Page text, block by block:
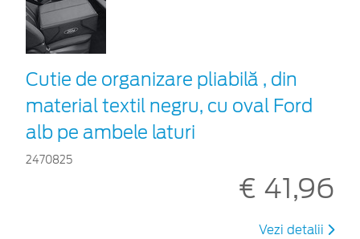
Cutie de organizare pliabilă , din
material textil negru, cu oval Ford
alb pe ambele laturi
2470825
€ 41,96
Vezi detalii